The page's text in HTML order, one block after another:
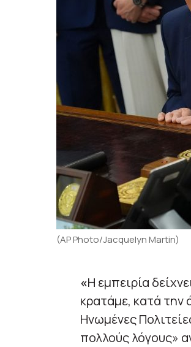
(AP Photo/Jacquelyn Martin)
«Η εμπειρία
κρατάμε, κατά την
Ηνωμένες
πολλούς λόγους»